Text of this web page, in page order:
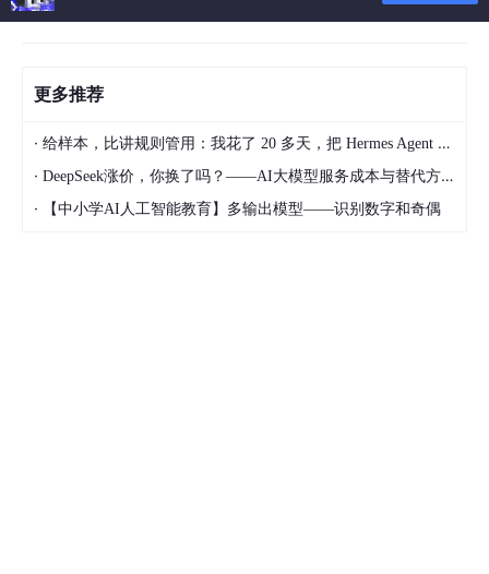
更多推荐
· 给样本，比讲规则管用：我花了 20 多天，把 Hermes Agent 训练成能独立交付的 Dify 开发助手
· DeepSeek涨价，你换了吗？——AI大模型服务成本与替代方案深度分析
· 【中小学AI人工智能教育】多输出模型——识别数字和奇偶